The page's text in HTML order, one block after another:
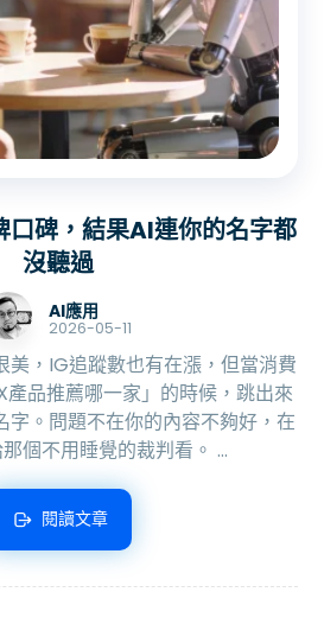
口碑，結果AI連你的名字都
沒聽過
AI應用
2026-05-11
美，IG追蹤數也有在漲，但當消費
品推薦哪一家」的時候，跳出來
字。問題不在你的內容不夠好，在
個不用睡覺的裁判看。 ...
閱讀文章